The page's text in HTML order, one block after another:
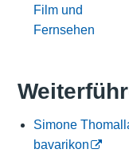
Film und
Fernsehen
Simone
bavarikon